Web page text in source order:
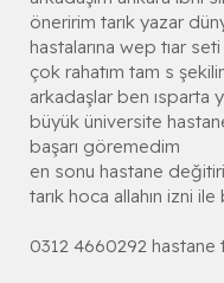
öneririm tarık yazar
hastalarına wep tıar
çok rahatım tam s
arkadaşlar ben ısparta
büyük üniversite
başarı göremedim
en sonu hastane
tarık hoca allahın izni
0312 4660292 hastane